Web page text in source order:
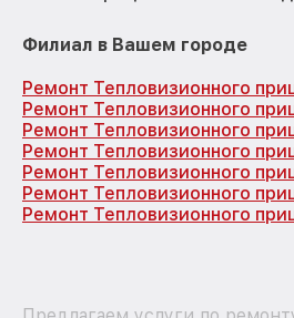
Филиал в Вашем городе
Ремонт Тепловизионного
Ремонт Тепловизионного
Ремонт Тепловизионного
Ремонт Тепловизионного
Ремонт Тепловизионного
Ремонт Тепловизионного
Ремонт Тепловизионного